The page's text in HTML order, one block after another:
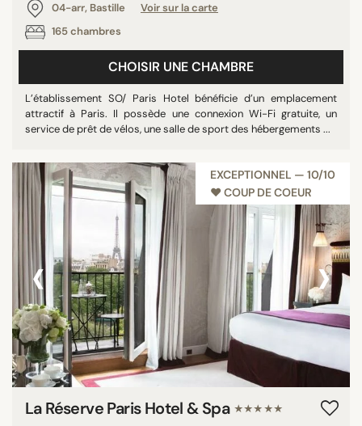
04-arr, Bastille
Voir sur la carte
165 chambres
CHOISIR UNE CHAMBRE
L’établissement SO/ Paris Hotel bénéficie d’un emplacement
attractif à Paris. Il possède une connexion Wi-Fi gratuite, un
service de prêt de vélos, une salle de sport des hébergements ...
EXCEPTIONNEL — 10/10
♥︎ COUP DE COEUR
‹ ›
La Réserve Paris Hotel & Spa ★★★★★